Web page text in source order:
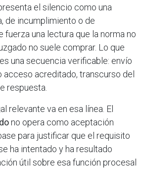
el silencio como una
de incumplimiento o de
fuerza una lectura que la norma no
no suele comprar. Lo que
una secuencia verificable: envío
acceso acreditado, transcurso del
respuesta.
relevante va en esa línea. El
no opera como aceptación
para justificar que el requisito
ha intentado y ha resultado
útil sobre esa función procesal